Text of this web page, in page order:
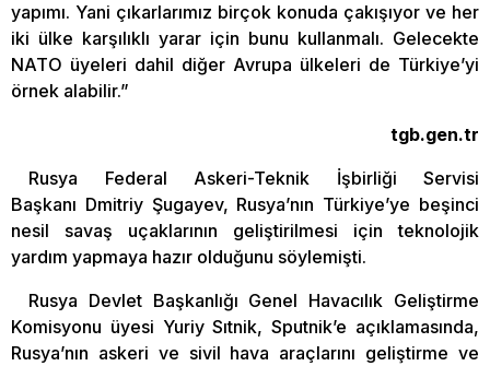
yapımı. Yani çıkarlarımız birçok konuda çakışıyor ve her
iki ülke karşılıklı yarar için bunu kullanmalı. Gelecekte
NATO üyeleri dahil diğer Avrupa ülkeleri de Türkiye’yi
örnek alabilir.”
tgb.gen.tr
Rusya Federal Askeri-Teknik İşbirliği Servisi
Başkanı Dmitriy Şugayev, Rusya’nın Türkiye’ye beşinci
nesil savaş uçaklarının geliştirilmesi için teknolojik
yardım yapmaya hazır olduğunu söylemişti.
Rusya Devlet Başkanlığı Genel Havacılık Geliştirme
Komisyonu üyesi Yuriy Sıtnik, Sputnik’e açıklamasında,
Rusya’nın askeri ve sivil hava araçlarını geliştirme ve